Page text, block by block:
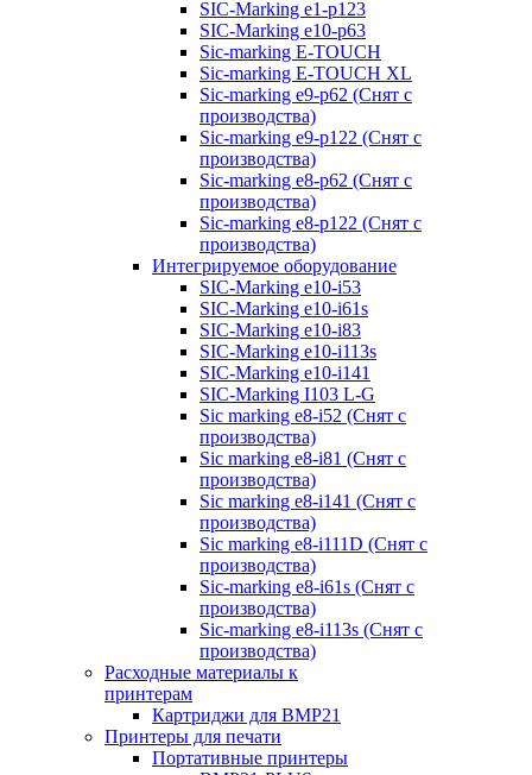
SIC-Marking e1-p123
SIC-Marking e10-p63
Sic-marking E-TOUCH
Sic-marking E-TOUCH XL
Sic-marking e9-p62 (Снят с
производства)
Sic-marking e9-p122 (Снят с
производства)
Sic-marking e8-p62 (Снят с
производства)
Sic-marking e8-p122 (Снят с
производства)
Интегрируемое оборудование
SIC-Marking e10-i53
SIC-Marking e10-i61s
SIC-Marking e10-i83
SIC-Marking e10-i113s
SIC-Marking e10-i141
SIC-Marking I103 L-G
Sic marking e8-i52 (Снят с
производства)
Sic marking e8-i81 (Снят с
производства)
Sic marking e8-i141 (Снят с
производства)
Sic marking e8-i111D (Снят с
производства)
Sic-marking e8-i61s (Снят с
производства)
Sic-marking e8-i113s (Снят с
производства)
Расходные материалы к
принтерам
Картриджи для BMP21
Принтеры для печати
Портативные принтеры